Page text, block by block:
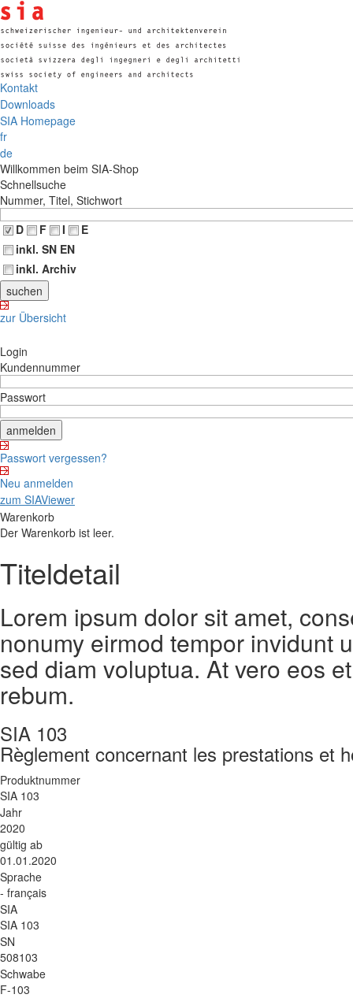
Kontakt
Downloads
SIA Homepage
fr
de
Willkommen beim SIA-Shop
Schnellsuche
Nummer, Titel, Stichwort
D
F I
E
inkl. SN EN
inkl. Archiv
zur Übersicht
Login
Kundennummer
Passwort
Passwort vergessen?
Neu anmelden
zum SIAViewer
Warenkorb
Der Warenkorb ist leer.
Titeldetail
Lorem ipsum dolor sit amet,
nonumy eirmod tempor invidunt
sed diam voluptua. At vero eos
rebum.
SIA 103
Règlement concernant les prestations et
Produktnummer
SIA 103
Jahr
2020
gültig ab
01.01.2020
Sprache
- français
SIA
SIA 103
SN
508103
Schwabe
F-103